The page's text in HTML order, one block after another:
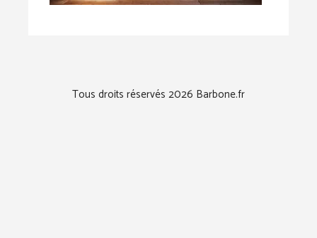
Tous droits réservés 2026 Barbone.fr